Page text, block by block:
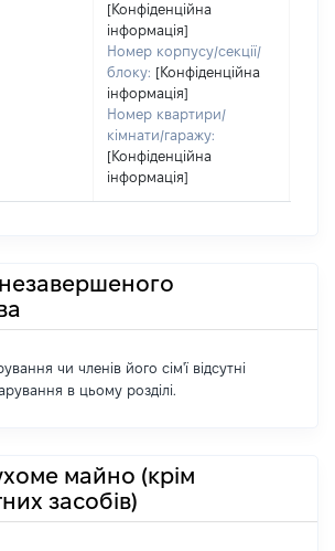
[Конфіденційна
інформація]
Номер корпусу/секції/
блоку: [Конфіденційна
інформація]
Номер квартири/
кімнати/гаражу:
[Конфіденційна
інформація]
чи членів його сім'ї відсутні
в цьому розділі.
майно (крім
засобів)